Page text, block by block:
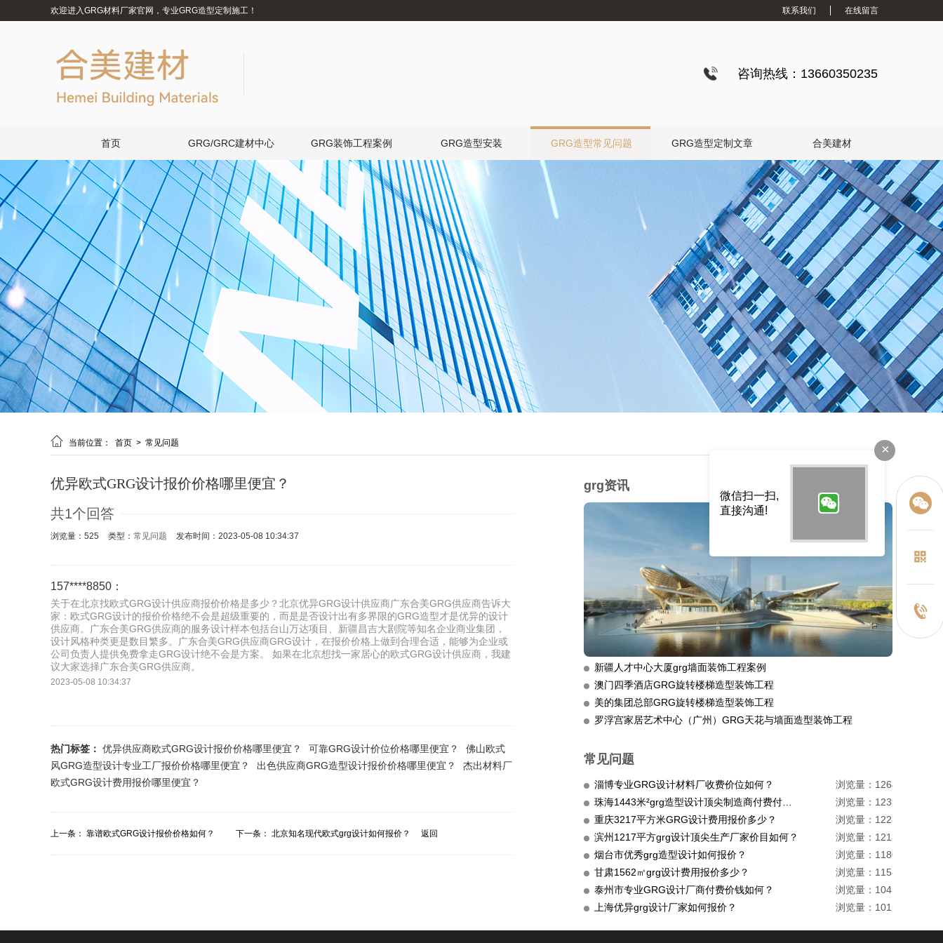
欢迎进入GRG材料厂家官网，专业GRG造型定制施工！ 联系我们 在线留言
咨询热线：13660350235
首页 GRG/GRC建材中心 GRG装饰工程案例 GRG造型安装 GRG造型常见问题 GRG造型定制文章 合美建材
 当前位置： 首页 > 常见问题
优异欧式GRG设计报价价格哪里便宜？
共1个回答
浏览量：525 类型： 常见问题 发布时间：2023-05-08 10:34:37
157****8850：
关于在北京找欧式GRG设计供应商报价价格是多少？北京优异GRG设计供应商广东合美GRG供应商告诉大
家：欧式GRG设计的报价价格绝不会是超级重要的，而是是否设计出有多界限的GRG造型才是优异的设计
供应商。广东合美GRG供应商的服务设计样本包括台山万达项目、新疆昌吉大剧院等知名企业商业集团，
设计风格种类更是数目繁多。广东合美GRG供应商GRG设计，在报价价格上做到合理合适，能够为企业或
公司负责人提供免费拿走GRG设计绝不会是方案。 如果在北京想找一家居心的欧式GRG设计供应商，我建
议大家选择广东合美GRG供应商。
2023-05-08 10:34:37
热门标签： 优异供应商欧式GRG设计报价价格哪里便宜？ 可靠GRG设计价位价格哪里便宜？
佛山欧式
风GRG造型设计专业工厂报价价格哪里便宜？
出色供应商GRG造型设计报价价格哪里便宜？
杰出材料厂
欧式GRG设计费用报价哪里便宜？
上一条： 靠谱欧式GRG设计报价价格如何？ 下一条： 北京知名现代欧式grg设计如何报价？ 返回
grg资讯
新疆人才中心大厦grg墙面装饰工程案例
澳门四季酒店GRG旋转楼梯造型装饰工程
美的集团总部GRG旋转楼梯造型装饰工程
罗浮宫家居艺术中心（广州）GRG天花与墙面造型装饰工程
常见问题
淄博专业GRG设计材料厂收费价位如何？
浏览量：1264
浏览量：1233
重庆3217平方米GRG设计费用报价多少？
浏览量：1228
滨州1217平方grg设计顶尖生产厂家价目如何？
浏览量：1213
烟台市优秀grg造型设计如何报价？
浏览量：1180
甘肃1562㎡grg设计费用报价多少？
浏览量：1158
泰州市专业GRG设计厂商付费价钱如何？
浏览量：1045
上海优异grg设计厂家如何报价？
浏览量：1015
×
微信扫一扫,
直接沟通!